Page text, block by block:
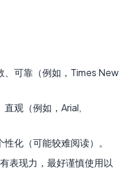
、可靠（例如，Times New
直观（例如，Arial,
化（可能较难阅读）。
表现力，最好谨慎使用以